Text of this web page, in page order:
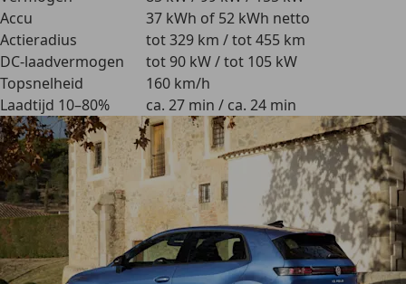
Accu
37 kWh of 52 kWh netto
Actieradius
tot 329 km / tot 455 km
DC-laadvermogen
tot 90 kW / tot 105 kW
Topsnelheid
160 km/h
Laadtijd 10–80%
ca. 27 min / ca. 24 min